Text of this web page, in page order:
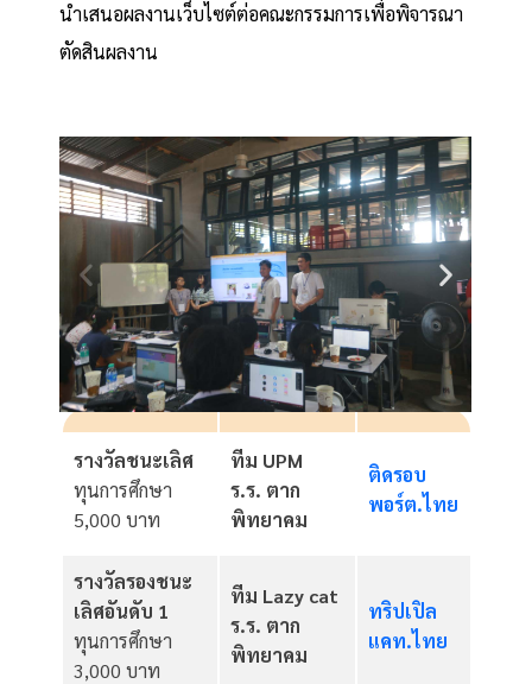
นำเสนอผลงานเว็บไซต์ต่อคณะกรรมการเพื่อพิจารณา
ตัดสินผลงาน
รางวัลชนะเลิศ
ทุนการศึกษา
5,000 บาท
ทีม UPM
ร.ร. ตาก
พิทยาคม
ติดรอบ
พอร์ต.ไทย
รางวัลรองชนะ
เลิศอันดับ 1
ทุนการศึกษา
3,000 บาท
ทีม Lazy cat
ร.ร. ตาก
พิทยาคม
ทริปเปิล
แคท.ไทย